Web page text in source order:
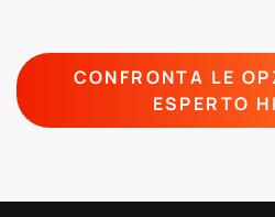
CONFRONTA LE
ESPERTO